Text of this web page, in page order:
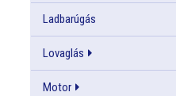
Ladbarúgás
Lovaglás
Motor